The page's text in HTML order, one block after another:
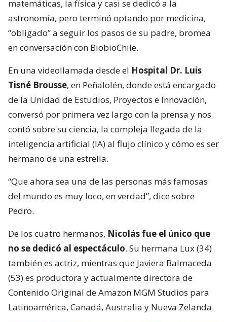
matemáticas, la física y casi se dedicó a la
astronomía, pero terminó optando por medicina,
“obligado” a seguir los pasos de su padre, bromea
en conversación con BiobioChile.
En una videollamada desde el Hospital Dr. Luis
Tisné Brousse, en Peñalolén, donde está encargado
de la Unidad de Estudios, Proyectos e Innovación,
conversó por primera vez largo con la prensa y nos
contó sobre su ciencia, la compleja llegada de la
inteligencia artificial (IA) al flujo clínico y cómo es ser
hermano de una estrella.
“Que ahora sea una de las personas más famosas
del mundo es muy loco, en verdad”, dice sobre
Pedro.
De los cuatro hermanos, Nicolás fue el único que
no se dedicó al espectáculo. Su hermana Lux (34)
también es actriz, mientras que Javiera Balmaceda
(53) es productora y actualmente directora de
Contenido Original de Amazon MGM Studios para
Latinoamérica, Canadá, Australia y Nueva Zelanda.